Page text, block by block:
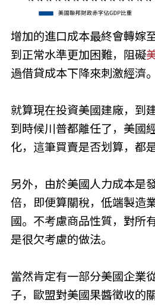
增加的進口成本最終會轉嫁
到正常水準更加困難，阻礙
過借貸成本下降來刺激經濟。
就算現在投資美國建廠，到
到時候川普都離任了，美國
化，這筆買賣是否划算，都
另外，由於美國人力成本是
倍，即便算關稅，低端製造
國。不考慮商品性質，對所
是很欠考慮的做法。
當然肯定有一部分美國企業
子，歐盟對美國果醬徵收的